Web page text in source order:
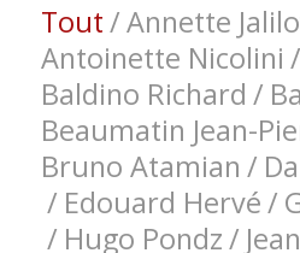
Tout/Annette
Antoinette Nicolini /
Baldino Richard /
Beaumatin Jean-
Bruno Atamian /
/ Edouard Hervé/
/ Hugo Pondz/